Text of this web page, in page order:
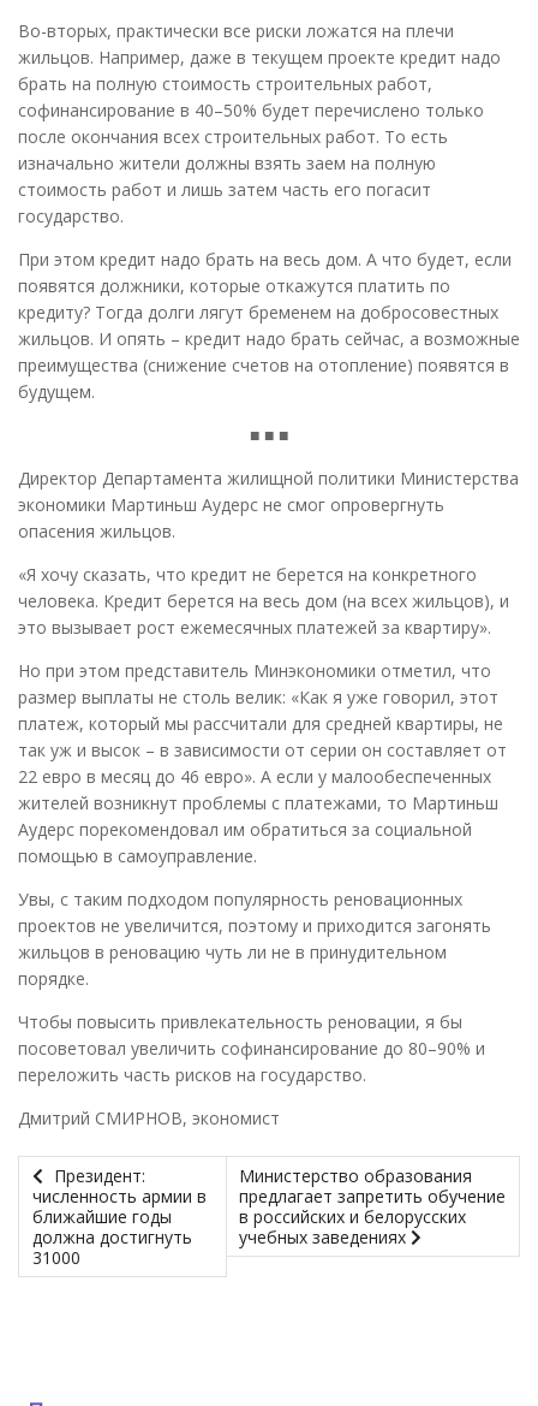
Во-вторых, практически все риски ложатся на плечи
жильцов. Например, даже в текущем проекте кредит надо
брать на полную стоимость строительных работ,
софинансирование в 40–50% будет перечислено только
после окончания всех строительных работ. То есть
изначально жители должны взять заем на полную
стоимость работ и лишь затем часть его погасит
государство.
При этом кредит надо брать на весь дом. А что будет, если
появятся должники, которые откажутся платить по
кредиту? Тогда долги лягут бременем на добросовестных
жильцов. И опять – кредит надо брать сейчас, а возможные
преимущества (снижение счетов на отопление) появятся в
будущем.
■ ■ ■
Директор Департамента жилищной политики Министерства
экономики Мартиньш Аудерс не смог опровергнуть
опасения жильцов.
«Я хочу сказать, что кредит не берется на конкретного
человека. Кредит берется на весь дом (на всех жильцов), и
это вызывает рост ежемесячных платежей за квартиру».
Но при этом представитель Минэкономики отметил, что
размер выплаты не столь велик: «Как я уже говорил, этот
платеж, который мы рассчитали для средней квартиры, не
так уж и высок – в зависимости от серии он составляет от
22 евро в месяц до 46 евро». А если у малообеспеченных
жителей возникнут проблемы с платежами, то Мартиньш
Аудерс порекомендовал им обратиться за социальной
помощью в самоуправление.
Увы, с таким подходом популярность реновационных
проектов не увеличится, поэтому и приходится загонять
жильцов в реновацию чуть ли не в принудительном
порядке.
Чтобы повысить привлекательность реновации, я бы
посоветовал увеличить софинансирование до 80–90% и
переложить часть рисков на государство.
Дмитрий СМИРНОВ, экономист
Президент:
численность армии в
ближайшие годы
должна достигнуть
31000
Министерство образования
предлагает запретить обучение
в российских и белорусских
учебных заведениях